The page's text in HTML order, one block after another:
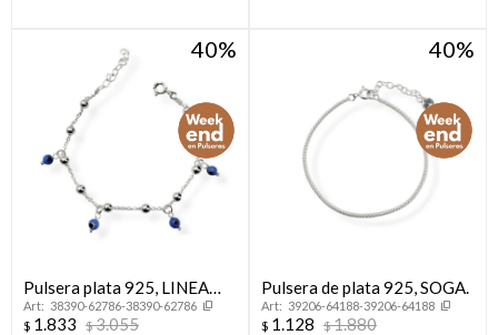
40
Pulsera plata 925, LINEA
NAZAR.38390-62786-38390-62786
$ 1.833 $3.055
40
Pulsera de plata 925, SOGA.
39206-64188-39206-64188
$ 1.128 $1.880